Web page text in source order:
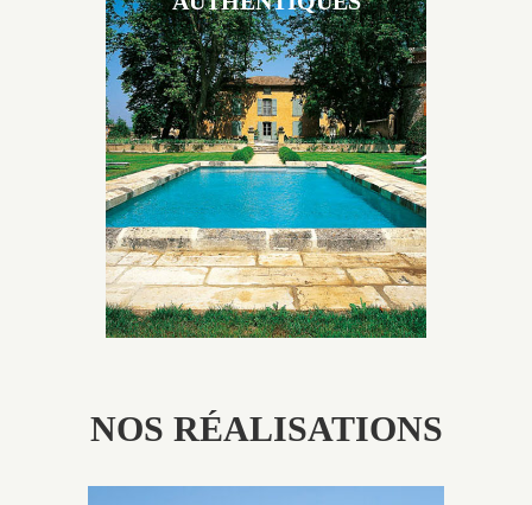
Les piscines en béton authentiques Jacques Brens se
démarquent par la noblesse des matériaux
utilisés pour garder un aspect ancien, retrouver une
patine naturelle ou créer un ornement de pierres de
taille.
NOS RÉALISATIONS